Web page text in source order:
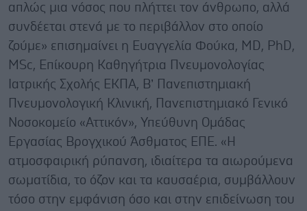
απλώς μια νόσος που πλήττει τον άνθρωπο, αλλά
συνδέεται στενά με το περιβάλλον στο οποίο
ζούμε» επισημαίνει η Ευαγγελία Φούκα, MD, PhD,
MSc, Επίκουρη Καθηγήτρια Πνευμονολογίας
Ιατρικής Σχολής ΕΚΠΑ, Β’ Πανεπιστημιακή
Πνευμονολογική Κλινική, Πανεπιστημιακό Γενικό
Νοσοκομείο «Αττικόν», Υπεύθυνη Ομάδας
Εργασίας Βρογχικού Άσθματος ΕΠΕ. «Η
ατμοσφαιρική ρύπανση, ιδιαίτερα τα αιωρούμενα
σωματίδια, το όζον και τα καυσαέρια, συμβάλλουν
τόσο στην εμφάνιση όσο και στην επιδείνωση του